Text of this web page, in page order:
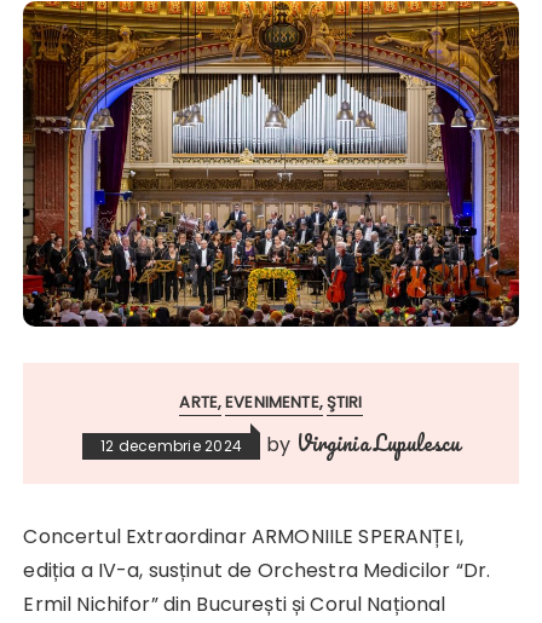
ARTE EVENIMENTE ŞTIRI
12 decembrie 2024 by Virginia Lupulescu
Concertul Extraordinar ARMONIILE SPERANȚEI,
ediția a IV-a, susținut de Orchestra Medicilor “Dr.
Ermil Nichifor” din București și Corul Național